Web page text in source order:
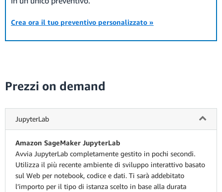
Crea ora il tuo preventivo personalizzato »
Prezzi on demand
JupyterLab
Amazon SageMaker JupyterLab
Avvia JupyterLab completamente gestito in pochi secondi.
Utilizza il più recente ambiente di sviluppo interattivo basato
sul Web per notebook, codice e dati. Ti sarà addebitato
l’importo per il tipo di istanza scelto in base alla durata